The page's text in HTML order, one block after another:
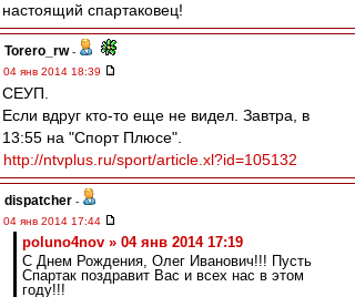
настоящий спартаковец!
Torero_rw-
04 янв 2014 18:39
СЕУП.
Если вдруг кто-то еще не видел. Завтра, в
13:55 на "Спорт Плюсе".
http://ntvplus.ru/sport/article.xl?id=105132
dispatcher -
04 янв 2014 17:44
poluno4nov » 04 янв 2014 17:19
С Днем Рождения, Олег Иванович!!! Пусть
Спартак поздравит Вас и всех нас в этом
году!!!